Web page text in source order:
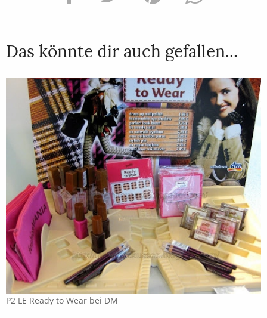
Das könnte dir auch gefallen...
P2 LE Ready to Wear bei DM